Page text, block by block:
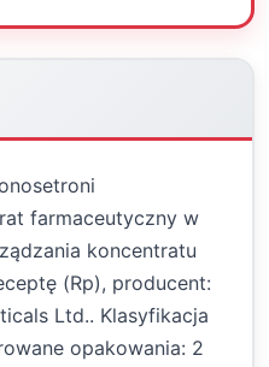
farmaceutyczny w
koncentratu
(Rp), producent:
Ltd.. Klasyfikacja
opakowania: 2